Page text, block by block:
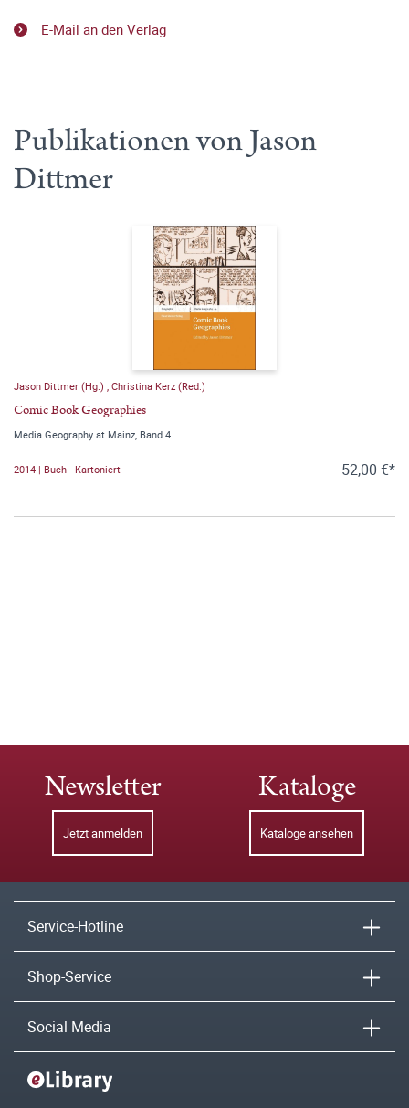
E-Mail an den Verlag
Publikationen von Jason
Dittmer
Jason Dittmer (Hg.) Christina Kerz (Red.)
Comic Book Geographies
Media Geography at Mainz, Band 4
2014 | Buch - Kartoniert 52,00 €*
Newsletter
Jetzt anmelden
Kataloge
Kataloge ansehen
Service-Hotline
Shop-Service
Social Media